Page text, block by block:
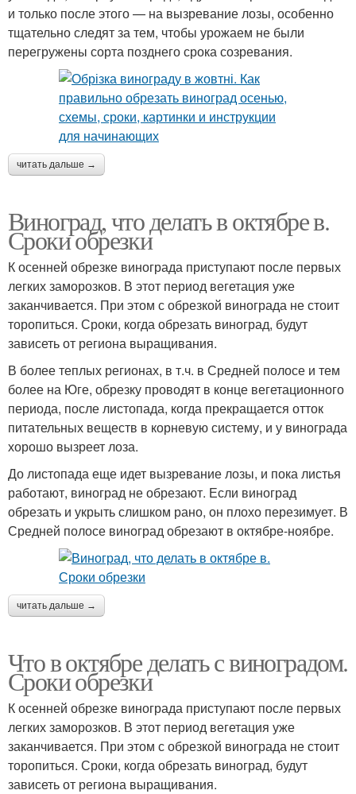
и только после этого — на вызревание лозы, особенно
тщательно следят за тем, чтобы урожаем не были
перегружены сорта позднего срока созревания.
читать дальше →
Виноград, что делать в октябре в.
Сроки обрезки
К осенней обрезке винограда приступают после первых
легких заморозков. В этот период вегетация уже
заканчивается. При этом с обрезкой винограда не стоит
торопиться. Сроки, когда обрезать виноград, будут
зависеть от региона выращивания.
В более теплых регионах, в т.ч. в Средней полосе и тем
более на Юге, обрезку проводят в конце вегетационного
периода, после листопада, когда прекращается отток
питательных веществ в корневую систему, и у винограда
хорошо вызреет лоза.
До листопада еще идет вызревание лозы, и пока листья
работают, виноград не обрезают. Если виноград
обрезать и укрыть слишком рано, он плохо перезимует. В
Средней полосе виноград обрезают в октябре-ноябре.
читать дальше →
Что в октябре делать с виноградом.
Сроки обрезки
К осенней обрезке винограда приступают после первых
легких заморозков. В этот период вегетация уже
заканчивается. При этом с обрезкой винограда не стоит
торопиться. Сроки, когда обрезать виноград, будут
зависеть от региона выращивания.